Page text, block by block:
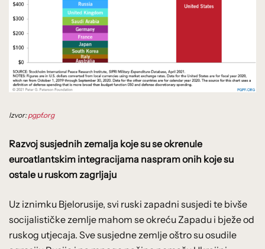
Izvor:pgpf.org
Razvoj susjednih zemalja koje su se okrenule
euroatlantskim integracijama naspram onih koje su
ostale u ruskom zagrljaju
Uz iznimku Bjelorusije, svi ruski zapadni susjedi te bivše
socijalističke zemlje mahom se okreću Zapadu i bježe od
ruskog utjecaja. Sve susjedne zemlje oštro su osudile